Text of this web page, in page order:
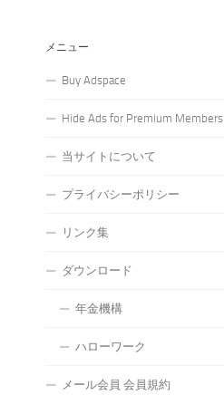
メニュー
Buy Adspace
Hide Ads for Premium Members
当サイトについて
プライバシーポリシー
リンク集
ダウンロード
年金機構
ハローワーク
メール会員 会員規約